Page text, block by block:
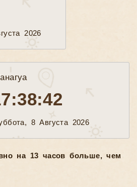
2026
8 Августа 2026
на 13 часов больше, чем